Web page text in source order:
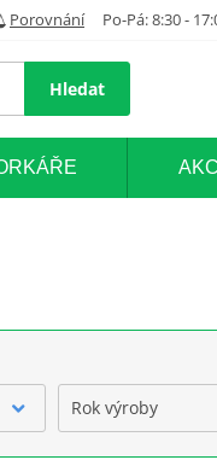
Porovnání Po-Pá: 8:30 -
Hledat
Rok výroby